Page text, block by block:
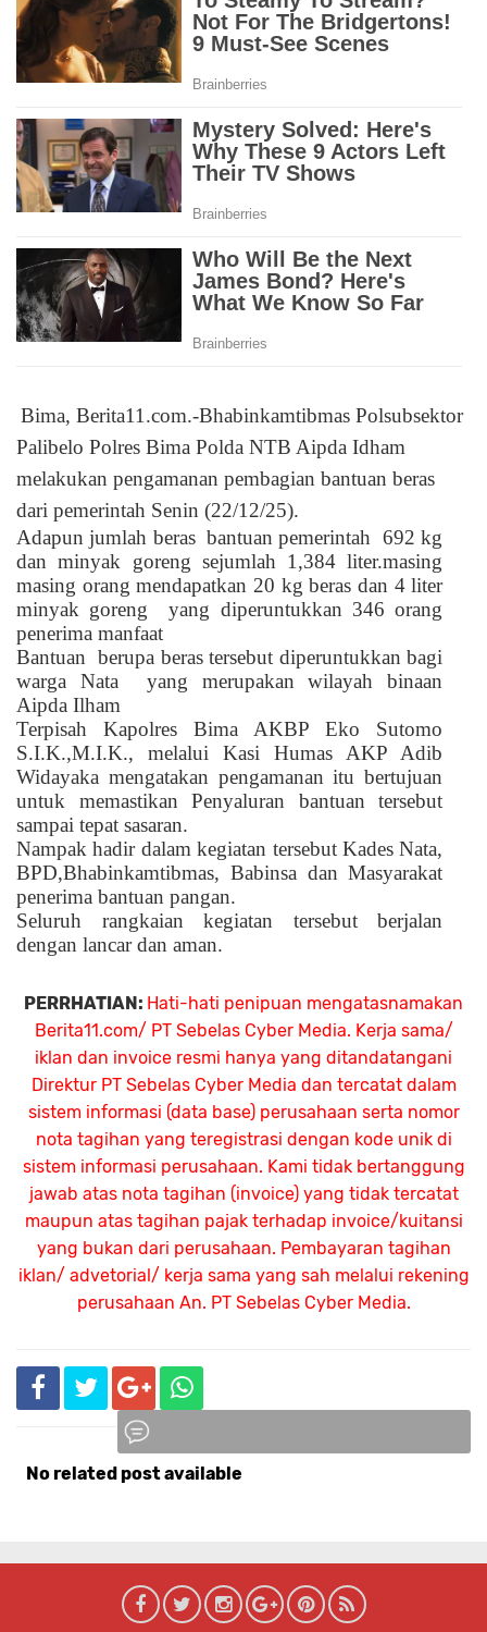
Bima, Berita11.com.-Bhabinkamtibmas Polsubsektor
Palibelo Polres Bima Polda NTB Aipda Idham
melakukan pengamanan pembagian bantuan beras
dari pemerintah Senin (22/12/25).
Adapun jumlah beras bantuan pemerintah 692 kg
dan minyak goreng sejumlah 1,384 liter.masing
masing orang mendapatkan 20 kg beras dan 4 liter
minyak goreng
yang diperuntukkan 346 orang
penerima manfaat
Bantuan berupa beras tersebut diperuntukkan bagi
warga Nata
yang merupakan wilayah binaan
Aipda Ilham
Terpisah Kapolres Bima AKBP Eko Sutomo
S.I.K.,M.I.K., melalui Kasi Humas AKP Adib
Widayaka mengatakan pengamanan itu bertujuan
untuk memastikan Penyaluran bantuan tersebut
sampai tepat sasaran.
Nampak hadir dalam kegiatan tersebut Kades Nata,
BPD,Bhabinkamtibmas, Babinsa dan Masyarakat
penerima bantuan pangan.
Seluruh rangkaian kegiatan tersebut berjalan
dengan lancar dan aman.
PERRHATIAN: Hati-hati penipuan mengatasnamakan
Berita11.com/ PT Sebelas Cyber Media. Kerja sama/
iklan dan invoice resmi hanya yang ditandatangani
Direktur PT Sebelas Cyber Media dan tercatat dalam
sistem informasi (data base) perusahaan serta nomor
nota tagihan yang teregistrasi dengan kode unik di
sistem informasi perusahaan. Kami tidak bertanggung
jawab atas nota tagihan (invoice) yang tidak tercatat
maupun atas tagihan pajak terhadap invoice/kuitansi
yang bukan dari perusahaan. Pembayaran tagihan
iklan/ advetorial/ kerja sama yang sah melalui rekening
perusahaan An. PT Sebelas Cyber Media.
No related post available